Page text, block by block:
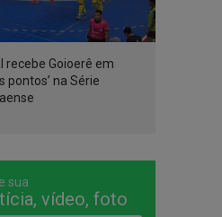
recebe Goioerê em
pontos’ na Série
sua
vídeo, foto